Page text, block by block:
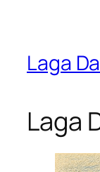
Laga
Laga